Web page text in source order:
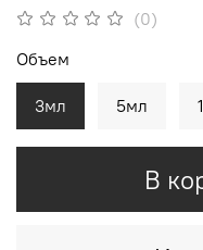
(0)
В
Объем
3мл 5мл